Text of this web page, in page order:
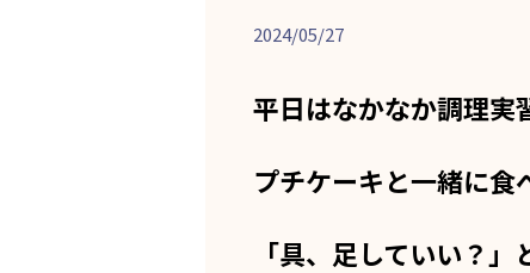
2024/05/27
平日はなかなか調理実
プチケーキと一緒に食
「具、足していい？